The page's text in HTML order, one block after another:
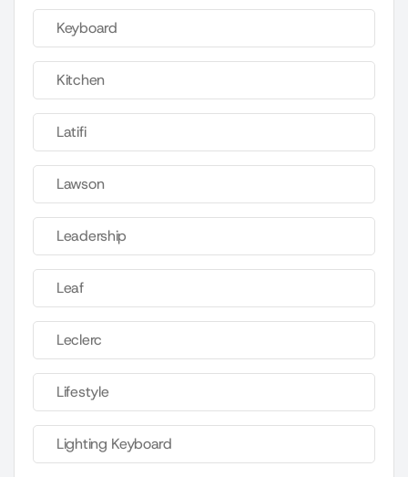
Keyboard
Kitchen
Latifi
Lawson
Leadership
Leaf
Leclerc
Lifestyle
Lighting Keyboard